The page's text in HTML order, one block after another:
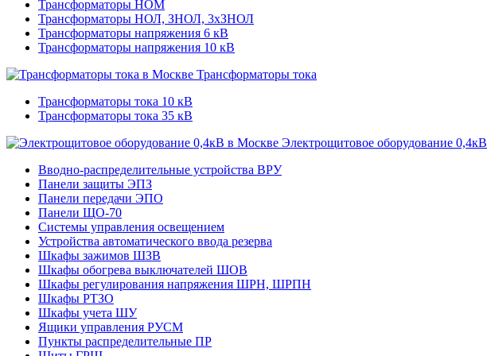
Трансформаторы НОМ
Трансформаторы НОЛ, ЗНОЛ, 3хЗНОЛ
Трансформаторы напряжения 6 кВ
Трансформаторы напряжения 10 кВ
Трансформаторы тока
Трансформаторы тока 10 кВ
Трансформаторы тока 35 кВ
Электрощитовое оборудование 0,4кВ
Вводно-распределительные устройства ВРУ
Панели защиты ЭПЗ
Панели передачи ЭПО
Панели ЩО-70
Системы управления освещением
Устройства автоматического ввода резерва
Шкафы зажимов ШЗВ
Шкафы обогрева выключателей ШОВ
Шкафы регулирования напряжения ШРН, ШРПН
Шкафы РТЗО
Шкафы учета ШУ
Ящики управления РУСМ
Пункты распределительные ПР